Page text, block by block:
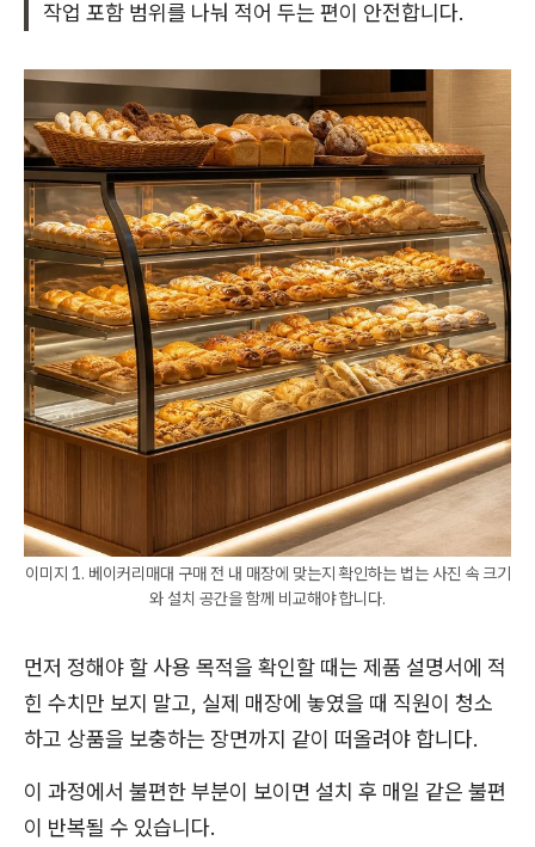
작업 포함 범위를 나눠 적어 두는 편이 안전합니다.
이미지 1. 베이커리매대 구매 전 내 매장에 맞는지 확인하는 법는 사진 속 크기
와 설치 공간을 함께 비교해야 합니다.
먼저 정해야 할 사용 목적을 확인할 때는 제품 설명서에 적
힌 수치만 보지 말고, 실제 매장에 놓였을 때 직원이 청소
하고 상품을 보충하는 장면까지 같이 떠올려야 합니다.
이 과정에서 불편한 부분이 보이면 설치 후 매일 같은 불편
이 반복될 수 있습니다.